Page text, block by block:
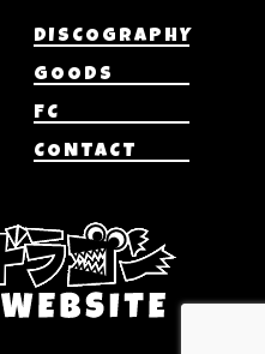
DISCOGRAPHY
GOODS
FC
CONTACT